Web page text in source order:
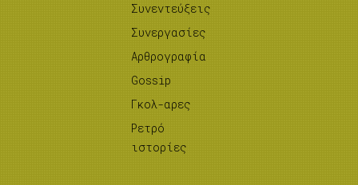
Συνεντεύξεις
Συνεργασίες
Αρθρογραφία
Gossip
Γκολ-αρες
Ρετρό
ιστορίες